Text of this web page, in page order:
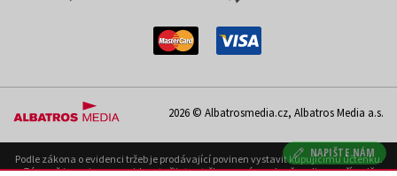
NAPIŠTE NÁM
2026 © Albatrosmedia.cz, Albatros Media a.s.
Podle zákona o evidenci tržeb je prodávající povinen vystavit kupujícímu účtenku.
Zároveň je povinen zaevidovat přijatou tržbu u správce daně on-line; v případě